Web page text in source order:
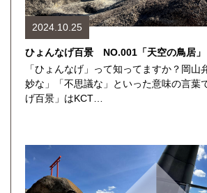
2024.10.25
ひょんなげ百景 NO.001「天空の鳥居」
「ひょんなげ」って知ってますか？岡山
妙な」「不思議な」といった意味の言葉
げ百景」はKCT…